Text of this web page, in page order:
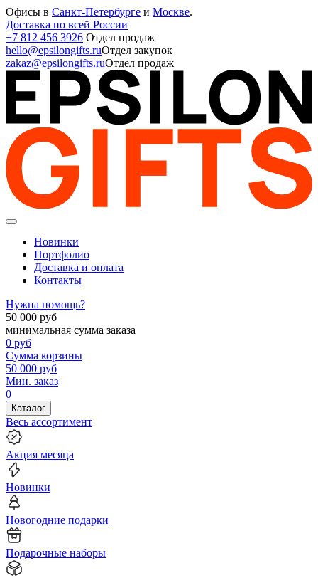
Офисы в Санкт-Петербурге и Москве.
Доставка по всей России
+7 812 456 3926 Отдел продаж
hello@epsilongifts.ruОтдел закупок
zakaz@epsilongifts.ruОтдел продаж
Новинки
Портфолио
Доставка и оплата
Контакты
Нужна помощь?
50 000 руб
минимальная сумма заказа
0 руб
Сумма корзины
50 000 руб
Мин. заказ
0
Каталог
Весь ассортимент
Акция месяца
Новинки
Новогодние подарки
Подарочные наборы